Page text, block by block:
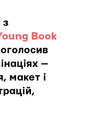
з
Book
оголосив
—
макет і